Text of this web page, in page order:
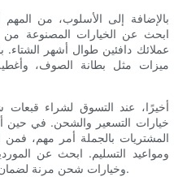
بالإضافة إلى الأسلوب، من المهم
ابحث عن الخيارات المصنوعة من
عملائك دافئين طوال أشهر الشتاء.
ميزات مثل بطانة الصوف، وأغطية
أخيرًا، عند التسوق لشراء قبعات
خيارات التسعير والشحن. في
المشتريات بالجملة أمر مهم، فمن
ومواعيد التسليم. ابحث عن
وخيارات شحن مرنة لضمان حصولك على أفضل صفقة ممكنة.